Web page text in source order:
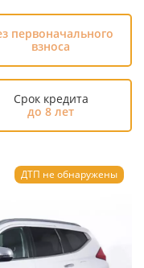
первоначального
взноса
Срок кредита
до 8 лет
ДТП не обнаружены